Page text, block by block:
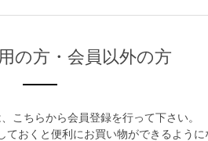
の方・会員以外の方
こちらから会員登録を行って下さい。
ておくと便利にお買い物ができるよう